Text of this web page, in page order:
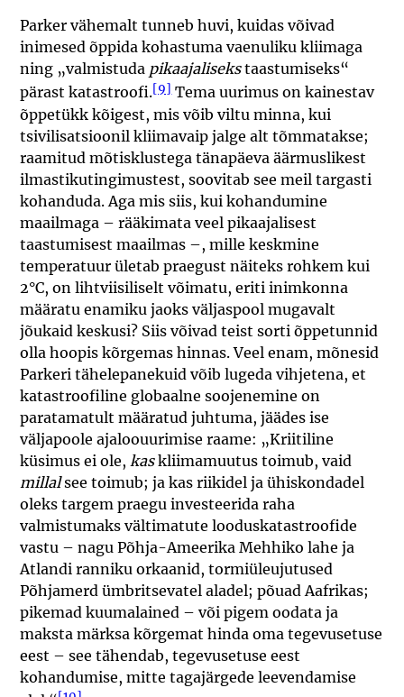
Parker vähemalt tunneb huvi, kuidas võivad
inimesed õppida kohastuma vaenuliku kliimaga
ning „valmistuda pikaajalisekstaastumiseks“
pärast katastroofi.[9]Tema uurimus on kainestav
õppetükk kõigest, mis võib viltu minna, kui
tsivilisatsioonil kliimavaip jalge alt tõmmatakse;
raamitud mõtisklustega tänapäeva äärmuslikest
ilmastikutingimustest, soovitab see meil targasti
kohanduda. Aga mis siis, kui kohandumine
maailmaga – rääkimata veel pikaajalisest
taastumisest maailmas –, mille keskmine
temperatuur ületab praegust näiteks rohkem kui
2°C, on lihtviisiliselt võimatu, eriti inimkonna
määratu enamiku jaoks väljaspool mugavalt
jõukaid keskusi? Siis võivad teist sorti õppetunnid
olla hoopis kõrgemas hinnas. Veel enam, mõnesid
Parkeri tähelepanekuid võib lugeda vihjetena, et
katastroofiline globaalne soojenemine on
paratamatult määratud juhtuma, jäädes ise
väljapoole ajaloouurimise raame: „Kriitiline
küsimus ei ole, kaskliimamuutus toimub, vaid
millalsee toimub; ja kas riikidel ja ühiskondadel
oleks targem praegu investeerida raha
valmistumaks vältimatute looduskatastroofide
vastu – nagu Põhja-Ameerika Mehhiko lahe ja
Atlandi ranniku orkaanid, tormiüleujutused
Põhjamerd ümbritsevatel aladel; põuad Aafrikas;
pikemad kuumalained – või pigem oodata ja
maksta märksa kõrgemat hinda oma tegevusetuse
eest – see tähendab, tegevusetuse eest
kohandumise, mitte tagajärgede leevendamise